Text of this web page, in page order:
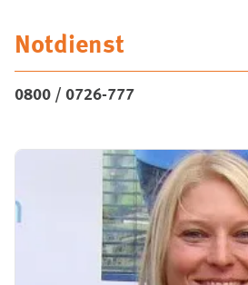
Notdienst
0800 / 0726-777